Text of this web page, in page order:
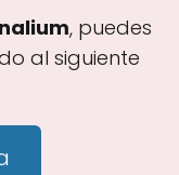
, puedes
al siguiente